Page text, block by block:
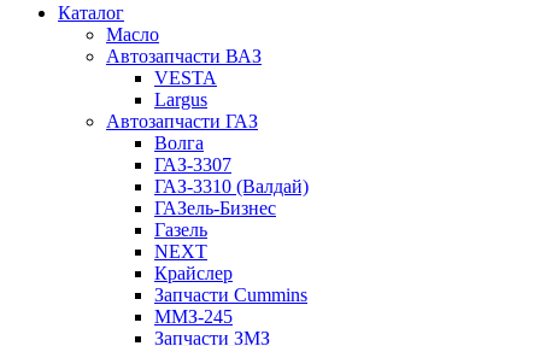
Каталог
Масло
Автозапчасти ВАЗ
VESTA
Largus
Автозапчасти ГАЗ
Волга
ГАЗ-3307
ГАЗ-3310 (Валдай)
ГАЗель-Бизнес
Газель
NEXT
Крайслер
Запчасти Cummins
ММЗ-245
Запчасти ЗМЗ